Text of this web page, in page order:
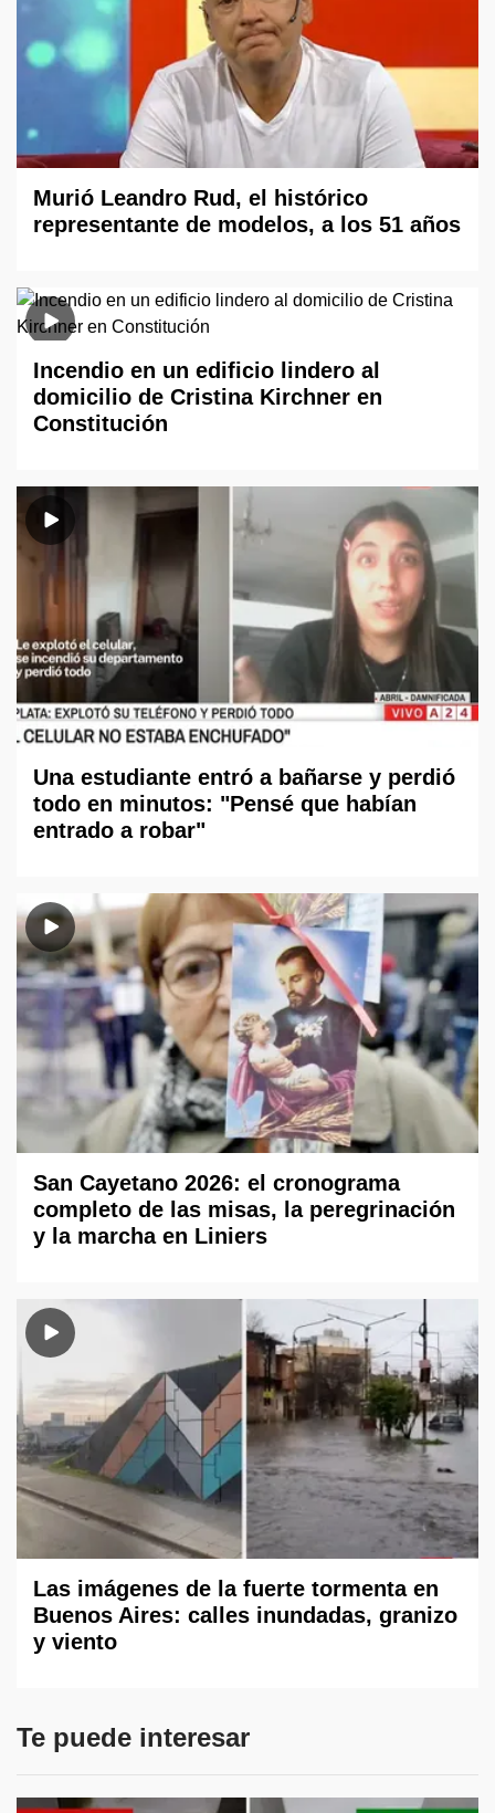
Murió Leandro Rud, el histórico
representante de modelos, a los 51 años
Incendio en un edificio lindero al
domicilio de Cristina Kirchner en
Constitución
Una estudiante entró a bañarse y perdió
todo en minutos: "Pensé que habían
entrado a robar"
San Cayetano 2026: el cronograma
completo de las misas, la peregrinación
y la marcha en Liniers
Las imágenes de la fuerte tormenta en
Buenos Aires: calles inundadas, granizo
y viento
Te puede interesar